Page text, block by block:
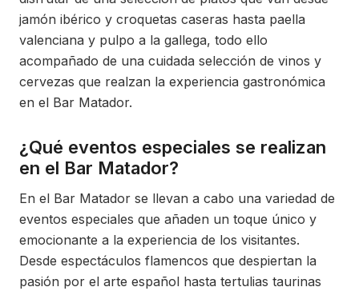
jamón ibérico y croquetas caseras hasta paella
valenciana y pulpo a la gallega, todo ello
acompañado de una cuidada selección de vinos y
cervezas que realzan la experiencia gastronómica
en el Bar Matador.
¿Qué eventos especiales se realizan
en el Bar Matador?
En el Bar Matador se llevan a cabo una variedad de
eventos especiales que añaden un toque único y
emocionante a la experiencia de los visitantes.
Desde espectáculos flamencos que despiertan la
pasión por el arte español hasta tertulias taurinas